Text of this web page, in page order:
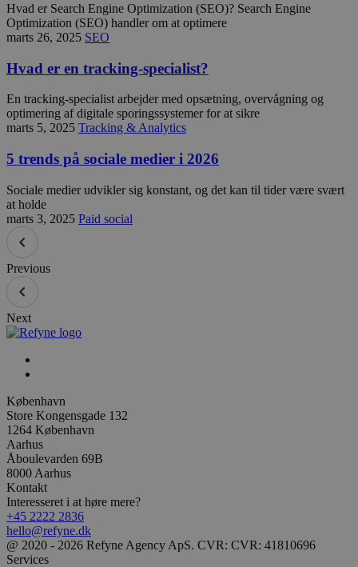
Hvad er Search Engine Optimization (SEO)? Search Engine
Optimization (SEO) handler om at optimere
marts 26, 2025 SEO
Hvad er en tracking-specialist?
En tracking-specialist arbejder med opsætning, overvågning og
optimering af digitale sporingssystemer for at sikre
marts 5, 2025 Tracking & Analytics
5 trends på sociale medier i 2026
Sociale medier udvikler sig konstant, og det kan til tider være svært
at holde
marts 3, 2025 Paid social
Previous
Next
København
Store Kongensgade 132
1264 København
Aarhus
Åboulevarden 69B
8000 Aarhus
Kontakt
Interesseret i at høre mere?
+45 2222 2836
hello@refyne.dk
@ 2020 - 2026 Refyne Agency ApS. CVR: CVR: 41810696
Services